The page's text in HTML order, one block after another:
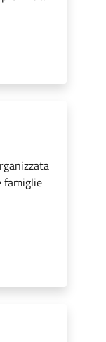
famiglie